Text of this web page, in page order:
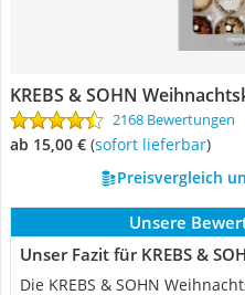
KREBS & SOHN
2168 Bewertungen
ab 15,00 € ( Sofort lieferbar)
Preisvergleich
Unsere
Unser Fazit für KREBS &
Die KREBS & SOHN